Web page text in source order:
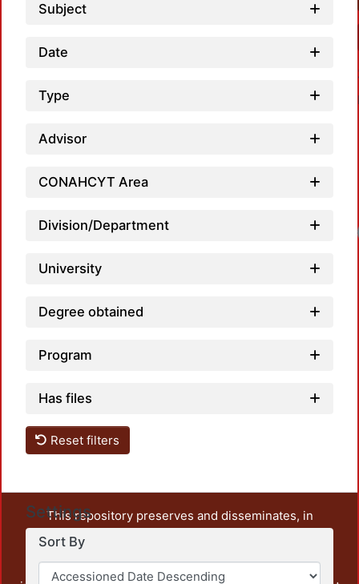
Subject
Date
Type
Advisor
CONAHCYT Area
Division/Department
University
Degree obtained
Program
Has files
Reset filters
Settings
Sort By
This repository preserves and disseminates, in
unrestricted open access, the teaching and research
output of UAM Azcapotzalco. It also includes some
administrative and graphic documents from the